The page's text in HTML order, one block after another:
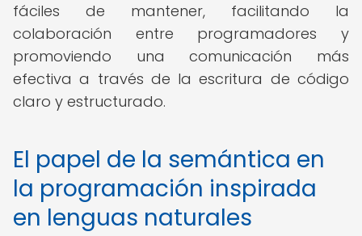
fáciles de mantener, facilitando la
colaboración entre programadores y
promoviendo una comunicación más
efectiva a través de la escritura de código
claro y estructurado.
El papel de la semántica en
la programación inspirada
en lenguas naturales